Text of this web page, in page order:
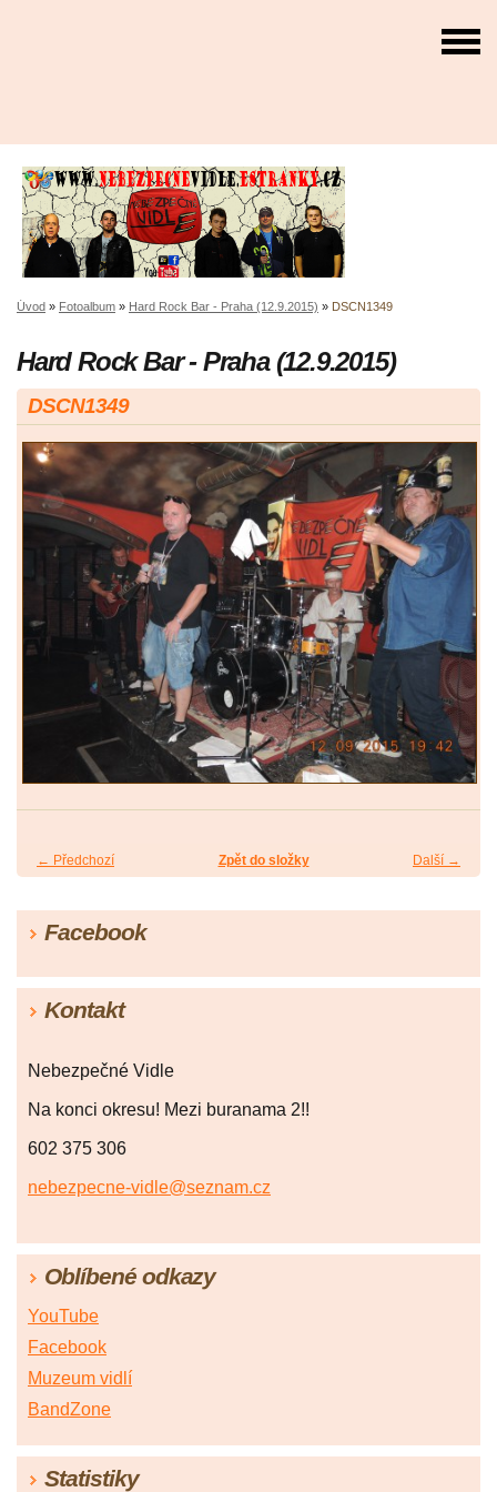
Úvod » Fotoalbum » Hard Rock Bar - Praha (12.9.2015) » DSCN1349
Hard Rock Bar - Praha (12.9.2015)
DSCN1349
← Předchozí Další →
Zpět do složky
Facebook
Kontakt
Nebezpečné Vidle
Na konci okresu! Mezi buranama 2!!
602 375 306
nebezpecne-vidle@seznam.cz
Oblíbené odkazy
YouTube
Facebook
Muzeum vidlí
BandZone
Statistiky